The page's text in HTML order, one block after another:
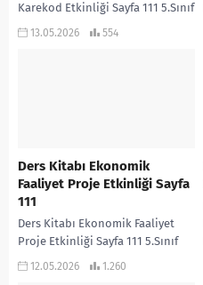
Karekod Etkinliği Sayfa 111 5.Sınıf
Sosyal Bilgiler 2.Ders Kitabı sayfa
13.05.2026 554
Ders Kitabı Ekonomik
Faaliyet Proje Etkinliği Sayfa
111
Ders Kitabı Ekonomik Faaliyet
Proje Etkinliği Sayfa 111 5.Sınıf
Sosyal Bilgiler 2.Ders Kitabı sayfa
12.05.2026 1.260